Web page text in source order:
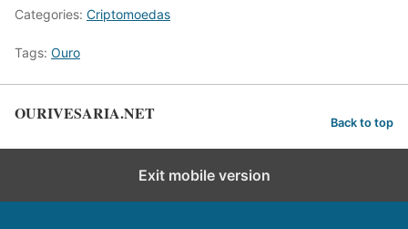
Categories: Criptomoedas
Tags: Ouro
OURIVESARIA.NET Back to top
Exit mobile version